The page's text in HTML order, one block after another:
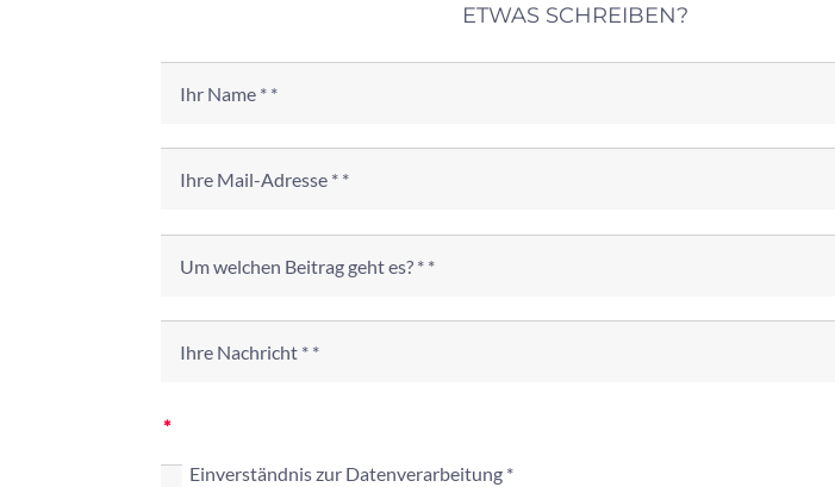
ETWAS SCHREIBEN?
Einverständnis zur Datenverarbeitung *